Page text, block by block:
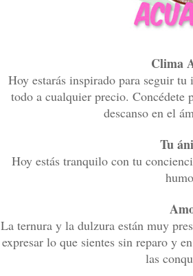
Clima
Hoy estarás inspirado para seguir
todo a cualquier precio. Concédete
descanso en el
Tu
Hoy estás tranquilo con tu
La ternura y la dulzura están muy
expresar lo que sientes sin reparo y
las